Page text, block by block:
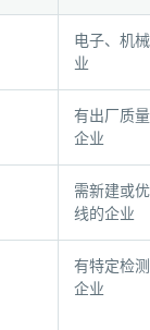
电子、机
业
有出厂质
企业
需新建或
线的企业
有特定检
企业